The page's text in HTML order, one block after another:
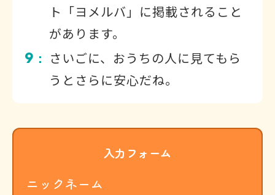
ト「ヨメルバ」に掲載されること
があります。
9 ：
さいごに、おうちの人に見てもら
うとさらに安心だね。
入力フォーム
ニックネーム